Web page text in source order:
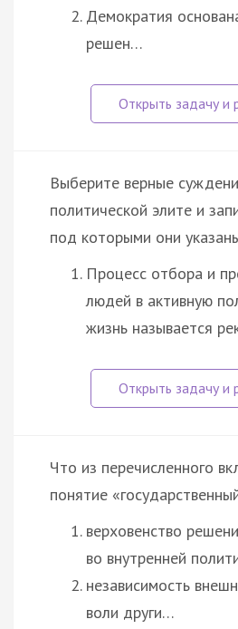
Демократия
решен…
Выберите верные
политической элите и
под которыми они
Процесс отбора и
людей в активную
жизнь называется
Что из перечисленного
понятие
верховенство
во внутренней
независимость
воли други…